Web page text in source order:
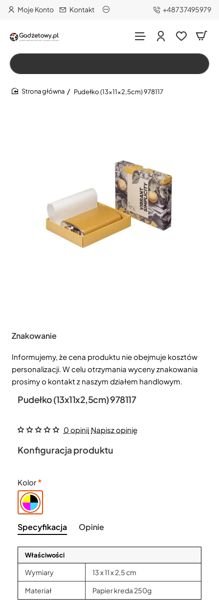
Moje Konto Kontakt +48737495979
Szukaj…
Pudełko (13x11x2,5cm) 978117
Znakowanie
Informujemy, że cena produktu nie obejmuje kosztów
personalizacji. W celu otrzymania wyceny znakowania
prosimy o kontakt z naszym działem handlowym.
Pudełko (13x11x2,5cm) 978117
0 opinii Napisz opinię
Konfiguracja produktu
Kolor
Specyfikacja Opinie
Właściwości
Wymiary 13 x 11 x 2,5 cm
Materiał Papier kreda 250g